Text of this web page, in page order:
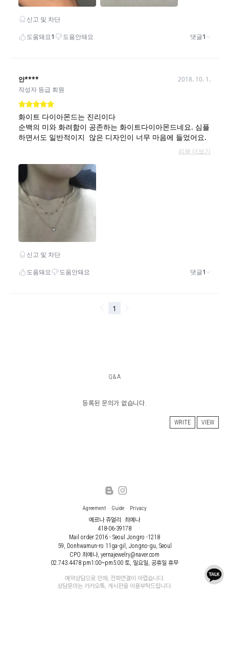
Q&A
등록된 문의가 없습니다.
WRITE VIEW
Agreement Guide Privacy
예르나 쥬얼리
최예나
418-06-39178
Mail order 2016 - Seoul Jongro -1218
59, Donhwamun-ro 11ga-gil, Jongno-gu, Seoul
CPO 최예나, yernajewelry@naver.com
02.743.4478 pm1:00~pm5:00 토, 일요일, 공휴일 휴무
예약상담으로 인해, 전화연결이 어렵습니다.
상담문의는 카카오톡, 게시판을 이용부탁드립니다.